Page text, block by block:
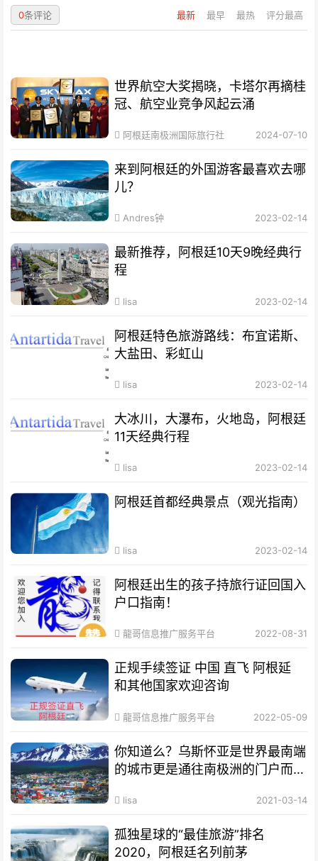
最新 最早 最热 评分最高
0条评论
世界航空大奖揭晓，卡塔尔再摘桂
冠、航空业竞争风起云涌
阿根廷南极洲国际旅行社 2024-07-10
来到阿根廷的外国游客最喜欢去哪
儿？
Andres钟 2023-02-14
最新推荐，阿根廷10天9晚经典行
程
lisa 2023-02-14
阿根廷特色旅游路线：布宜诺斯、
大盐田、彩虹山
lisa 2023-02-14
大冰川，大瀑布，火地岛，阿根廷
11天经典行程
lisa 2023-02-14
阿根廷首都经典景点（观光指南）
lisa 2023-02-14
阿根廷出生的孩子持旅行证回国入
户口指南！
龍哥信息推广服务平台 2022-08-31
正规手续签证 中国 直飞 阿根延
和其他国家欢迎咨询
龍哥信息推广服务平台 2022-05-09
你知道么？乌斯怀亚是世界最南端
的城市更是通往南极洲的门户而驰
lisa 2021-03-14
孤独星球的“最佳旅游”排名
2020，阿根廷名列前茅